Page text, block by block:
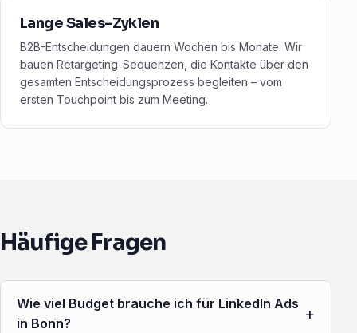
Lange Sales-Zyklen
B2B-Entscheidungen dauern Wochen bis Monate. Wir
bauen Retargeting-Sequenzen, die Kontakte über den
gesamten Entscheidungsprozess begleiten – vom
ersten Touchpoint bis zum Meeting.
Häufige Fragen
Wie viel Budget brauche ich für LinkedIn Ads
in Bonn?
+